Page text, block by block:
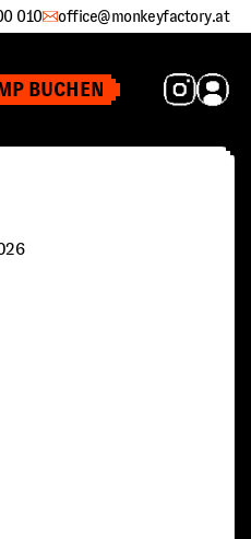
010 office@monkeyfactory.at
BUCHEN